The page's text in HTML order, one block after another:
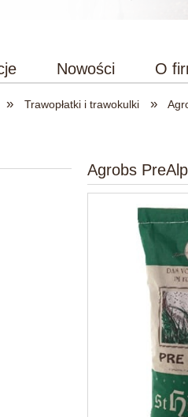
Nowości O
» Trawopłatki i trawokulki »
Agrobs